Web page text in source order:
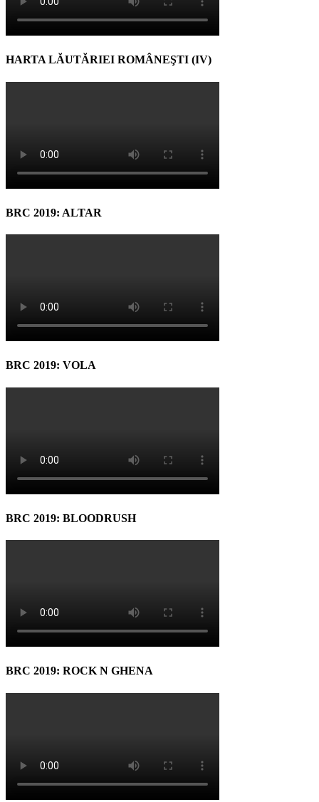
HARTA LĂUTĂRIEI ROMÂNEŞTI (IV)
BRC 2019: ALTAR
BRC 2019: VOLA
BRC 2019: BLOODRUSH
BRC 2019: ROCK N GHENA